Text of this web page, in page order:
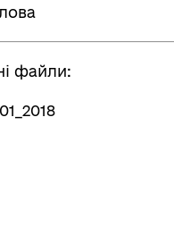
голова
файли: